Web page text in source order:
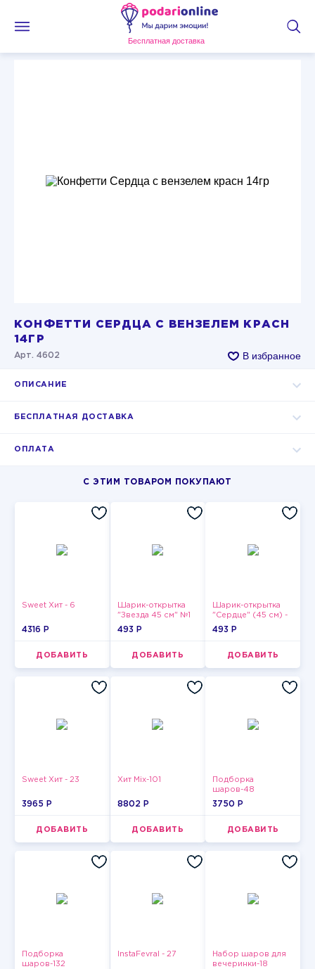
Бесплатная доставка
КОНФЕТТИ СЕРДЦА С ВЕНЗЕЛЕМ КРАСН
14ГР
Арт. 4602 В избранное
ОПИСАНИЕ
БЕСПЛАТНАЯ ДОСТАВКА
ОПЛАТА
С ЭТИМ ТОВАРОМ ПОКУПАЮТ
Sweet Хит - 6
4316 P
ДОБАВИТЬ
Шарик-открытка
"Звезда 45 см" №1
493 P
ДОБАВИТЬ
Шарик-открытка
"Сердце" (45 см) -
2
493 P
ДОБАВИТЬ
Sweet Хит - 23
3965 P
ДОБАВИТЬ
Хит Mix-101
8802 P
ДОБАВИТЬ
Подборка
шаров-48
3750 P
ДОБАВИТЬ
Подборка
шаров-132
InstaFevral - 27
Набор шаров для
вечеринки-18